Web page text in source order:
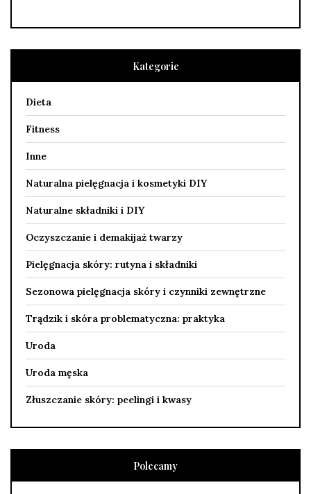
Kategorie
Dieta
Fitness
Inne
Naturalna pielęgnacja i kosmetyki DIY
Naturalne składniki i DIY
Oczyszczanie i demakijaż twarzy
Pielęgnacja skóry: rutyna i składniki
Sezonowa pielęgnacja skóry i czynniki zewnętrzne
Trądzik i skóra problematyczna: praktyka
Uroda
Uroda męska
Złuszczanie skóry: peelingi i kwasy
Polecamy